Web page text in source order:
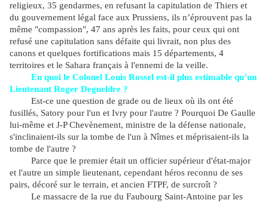
religieux, 35 gendarmes, en refusant la capitulation de Thiers et
du gouvernement légal face aux Prussiens, ils n’éprouvent pas la
même "compassion", 47 ans après les faits, pour ceux qui ont
refusé une capitulation sans défaite qui livrait, non plus des
canons et quelques fortifications mais 15 départements, 4
territoires et le Sahara français à l'ennemi de la veille.
En quoi le Colonel Louis Rossel est-il plus estimable qu’un
Lieutenant Roger Degueldre ?
Est-ce une question de grade ou de lieux où ils ont été
fusillés, Satory pour l'un et Ivry pour l'autre ? Pourquoi De Gaulle
lui-même et J-P Chevènement, ministre de la défense nationale,
s'inclinaient-ils sur la tombe de l'un à Nîmes et méprisaient-ils la
tombe de l'autre ?
Parce que le premier était un officier supérieur d'état-major
et l'autre un simple lieutenant, cependant héros reconnu de ses
pairs, décoré sur le terrain, et ancien FTPF, de surcroît ?
Le massacre de la rue du Faubourg Saint-Antoine par les